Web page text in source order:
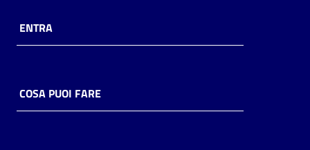
ENTRA
COSA PUOI FARE